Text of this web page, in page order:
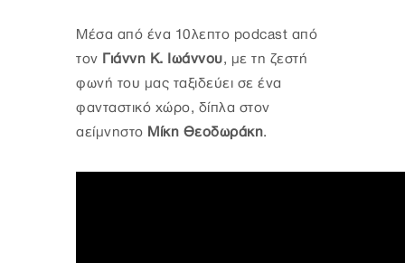
Μέσα από ένα 10λεπτο podcast από
τον Γιάννη Κ. Ιωάννου, με τη ζεστή
φωνή του μας ταξιδεύει σε ένα
φανταστικό χώρο, δίπλα στον
αείμνηστο Μίκη Θεοδωράκη.